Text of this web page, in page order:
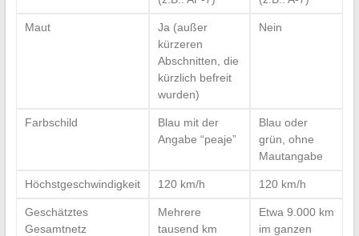
Maut
Ja (außer
kürzeren
Abschnitten, die
kürzlich befreit
wurden)
Nein
Farbschild
Blau mit der
Angabe “peaje”
Blau oder
grün, ohne
Mautangabe
Höchstgeschwindigkeit 120 km/h 120 km/h
Geschätztes
Gesamtnetz
Mehrere
tausend km
Etwa 9.000 km
im ganzen